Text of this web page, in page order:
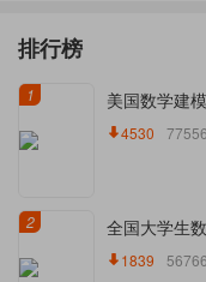
排行榜
1 美国数学建
4530
2 全国大学生
1839